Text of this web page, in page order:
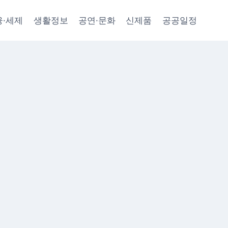
세제 생활정보 공연·문화 신제품 공공일정